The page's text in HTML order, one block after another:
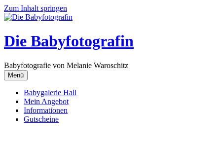
Zum Inhalt springen
Die Babyfotografin
Babyfotografie von Melanie Waroschitz
Menü
Babygalerie Hall
Mein Angebot
Informationen
Gutscheine